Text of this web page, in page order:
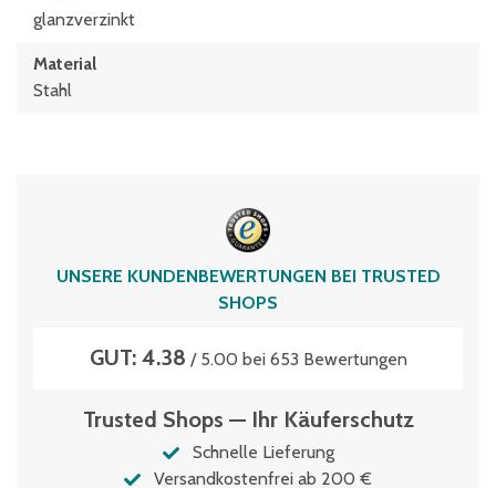
glanzverzinkt
Material
Stahl
UNSERE KUNDENBEWERTUNGEN BEI TRUSTED
SHOPS
GUT: 4.38 / 5.00 bei 653 Bewertungen
Trusted Shops — Ihr Käuferschutz
Schnelle Lieferung
Versandkostenfrei ab 200 €